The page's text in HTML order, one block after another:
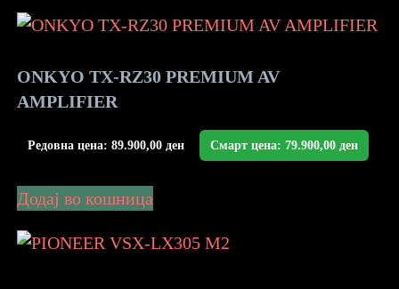
ONKYO TX-RZ30 PREMIUM AV
AMPLIFIER
Редовна цена: 89.900,00 ден Смарт цена: 79.900,00 ден
Додај во кошница